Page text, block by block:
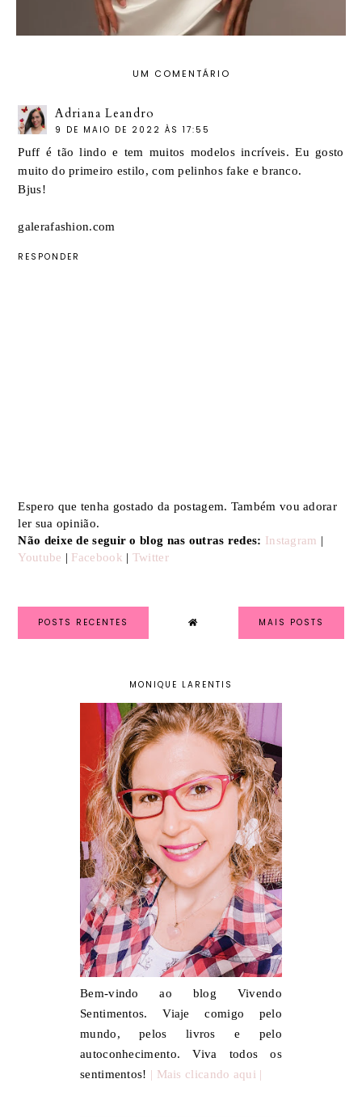
UM COMENTÁRIO
Adriana Leandro
9 DE MAIO DE 2022 ÀS 17:55
Puff é tão lindo e tem muitos modelos incríveis. Eu gosto
muito do primeiro estilo, com pelinhos fake e branco.
Bjus!
galerafashion.com
RESPONDER
Espero que tenha gostado da postagem. Também vou adorar
ler sua opinião.
Não deixe de seguir o blog nas outras redes: Instagram |
Youtube | Facebook | Twitter
POSTS RECENTES MAIS POSTS
MONIQUE LARENTIS
Bem-vindo ao blog Vivendo
Sentimentos. Viaje comigo pelo
mundo, pelos livros e pelo
autoconhecimento. Viva todos os
sentimentos! | Mais clicando aqui |